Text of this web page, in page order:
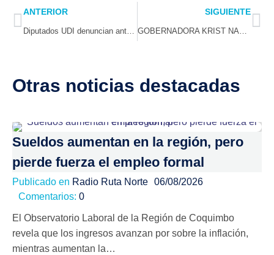
Prev
ANTERIOR
Diputados UDI denuncian ante la Contraloría millonario gasto del Gobierno para promocionar sistema de pensiones
SIGUIENTE
GOBERNADORA KRIST NARANJO PRESENTA DINÁMICA CUENTA PÚBLICA 2023, MARCADA POR HITOS, CRÍSIS HÍDRICA Y PROGRAMA DE EMPLEABILIDAD
Otras noticias destacadas
Sueldos aumentan en la región, pero
pierde fuerza el empleo formal
Publicado en Radio Ruta Norte 06/08/2026
Comentarios: 0
El Observatorio Laboral de la Región de Coquimbo
revela que los ingresos avanzan por sobre la inflación,
mientras aumentan la…